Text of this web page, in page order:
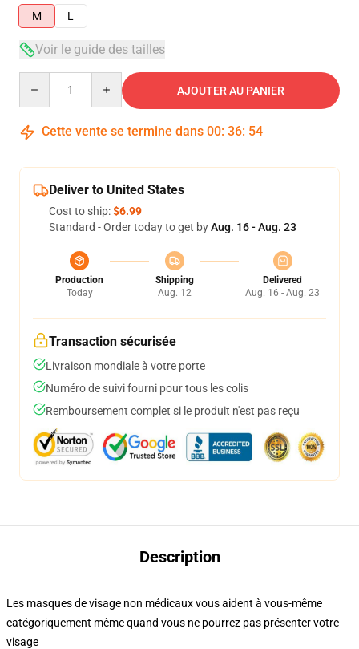
M
L
Voir le guide des tailles
AJOUTER AU PANIER
Cette vente se termine dans 00: 36: 54
Deliver to United States
Cost to ship:$6.99
Standard - Order today to get byAug. 16 - Aug. 23
Production
Today
Shipping
Aug. 12
Delivered
Aug. 16 - Aug. 23
Transaction sécurisée
Livraison mondiale à votre porte
Numéro de suivi fourni pour tous les colis
Remboursement complet si le produit n'est pas reçu
Description
Les masques de visage non médicaux vous aident à vous-même
catégoriquement même quand vous ne pourrez pas présenter votre
visage